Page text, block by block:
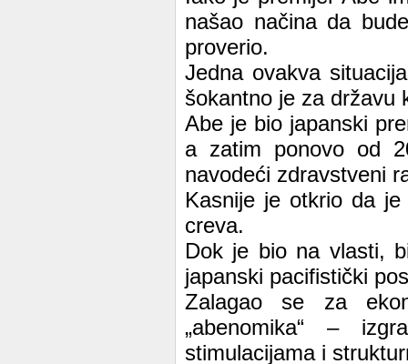
našao načina da
proverio.
Jedna ovakva
šokantno je za državu
Abe je bio japanski
a zatim ponovo od
navodeći zdravstveni
Kasnije je otkrio da
creva.
Dok je bio na vlasti,
japanski pacifistički
Zalagao se za
„abenomika“ –
stimulacijama i